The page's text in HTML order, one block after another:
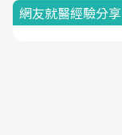
網友就醫經驗分享